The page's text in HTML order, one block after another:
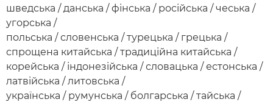
шведська / данська / фінська / російська / чеська /
угорська /
польська / словенська / турецька / грецька /
спрощена китайська / традиційна китайська /
корейська / індонезійська / словацька / естонська /
латвійська / литовська /
українська / румунська / болгарська / тайська /